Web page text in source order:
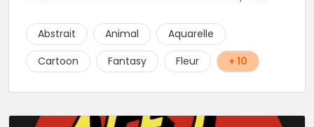
Abstrait
Animal
Aquarelle
Cartoon
Fantasy Fleur + 10